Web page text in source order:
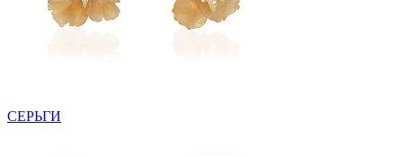
СЕРЬГИ